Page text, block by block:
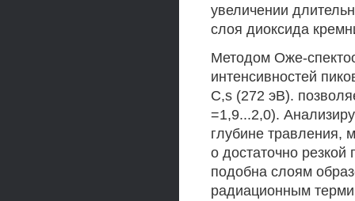
увеличении
слоя диоксида
Методом Оже-
интенсивностей
C,s (272 эВ).
=1,9...2,0).
глубине травления,
о достаточно резкой
подобна слоям
радиационным